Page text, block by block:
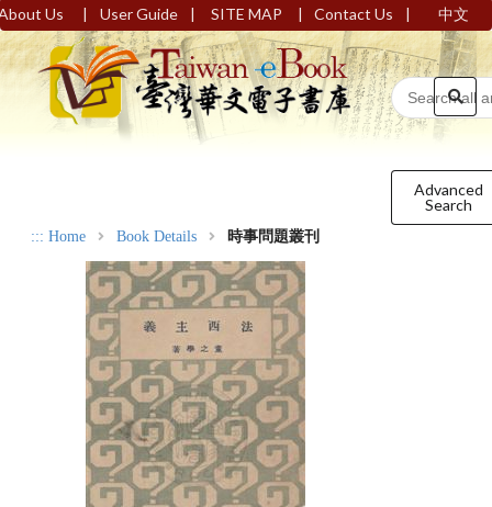
Us | User Guide | SITE MAP | Contact Us | 中文
Advanced
Search
::: Home Book Details 時事問題叢刊